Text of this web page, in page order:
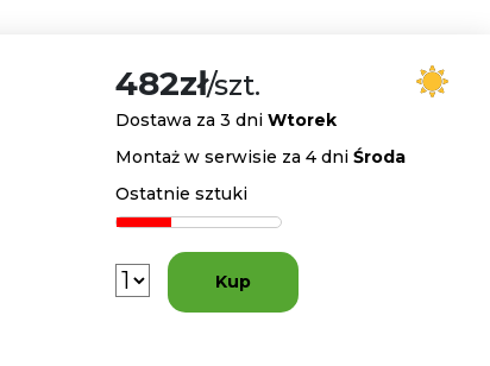
482zł/szt.
Dostawa za 3 dni Wtorek
Montaż w serwisie za 4 dni Środa
Ostatnie sztuki
Kup